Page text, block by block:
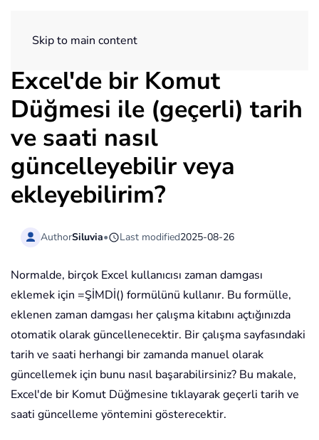
Skip to main content
Excel'de bir Komut
Düğmesi ile (geçerli) tarih
ve saati nasıl
güncelleyebilir veya
ekleyebilirim?
AuthorSiluvia• Last modified2025-08-26
Normalde, birçok Excel kullanıcısı zaman damgası
eklemek için =ŞİMDİ() formülünü kullanır. Bu formülle,
eklenen zaman damgası her çalışma kitabını açtığınızda
otomatik olarak güncellenecektir. Bir çalışma sayfasındaki
tarih ve saati herhangi bir zamanda manuel olarak
güncellemek için bunu nasıl başarabilirsiniz? Bu makale,
Excel'de bir Komut Düğmesine tıklayarak geçerli tarih ve
saati güncelleme yöntemini gösterecektir.